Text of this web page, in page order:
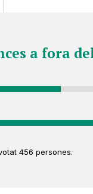
a fora
456 persones.